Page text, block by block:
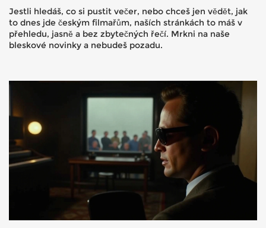
Jestli hledáš, co si pustit večer, nebo chceš jen vědět, jak
to dnes jde českým filmařům, naších stránkách to máš v
přehledu, jasně a bez zbytečných řečí. Mrkni na naše
bleskové novinky a nebudeš pozadu.